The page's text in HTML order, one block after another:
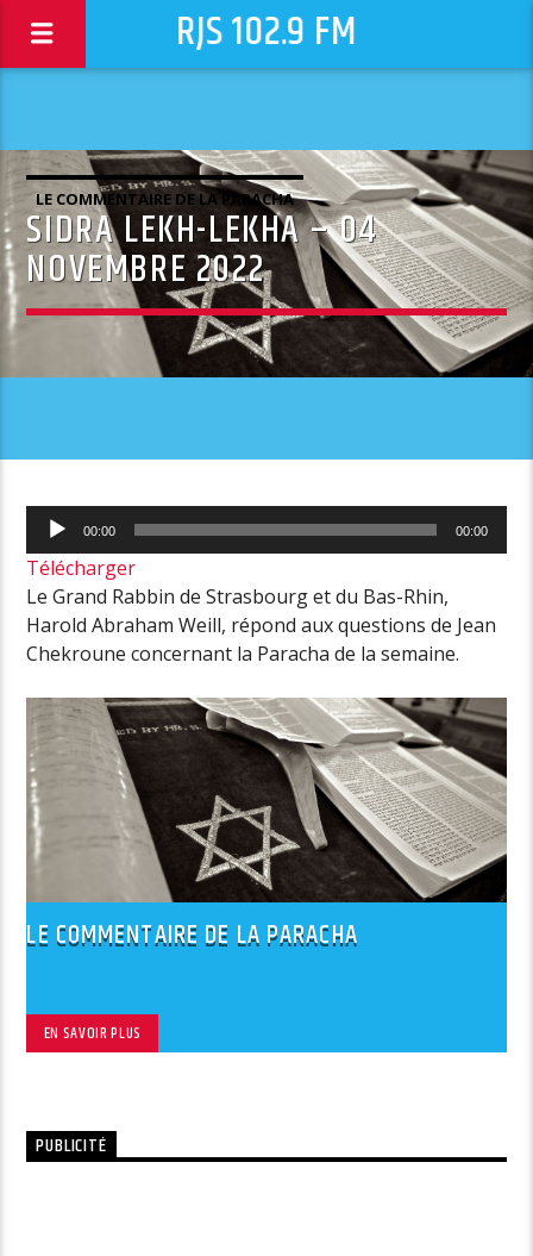
RJS 102.9 FM
LE COMMENTAIRE DE LA PARACHA
SIDRA LEKH-LEKHA – 04
NOVEMBRE 2022
Lecteur
audio
00:00 00:00
Télécharger
Le Grand Rabbin de Strasbourg et du Bas-Rhin,
Harold Abraham Weill, répond aux questions de Jean
Chekroune concernant la Paracha de la semaine.
LE COMMENTAIRE DE LA PARACHA
EN SAVOIR PLUS
PUBLICITÉ